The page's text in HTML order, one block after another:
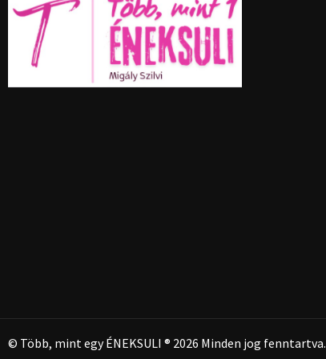
© Több, mint egy ÉNEKSULI ® 2026 Minden jog fenntartva.